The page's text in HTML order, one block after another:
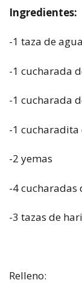
Ingredientes:
-1 taza de
-1 cucharada
-1 cucharada
-1 cucharadita
-2 yemas
-4 cucharadas
-3 tazas de
Relleno: